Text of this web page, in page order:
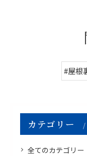
#屋根
カテゴリー
全てのカテゴリー